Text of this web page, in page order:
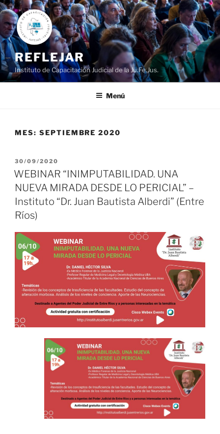
Ir
al
contenido
REFLEJAR
Instituto de Capacitación Judicial de la Ju.Fe.Jus.
Menú
MES: SEPTIEMBRE 2020
PUBLICADO
EL
30/09/2020
WEBINAR “INIMPUTABILIDAD. UNA
NUEVA MIRADA DESDE LO PERICIAL” –
Instituto “Dr. Juan Bautista Alberdi” (Entre
Ríos)